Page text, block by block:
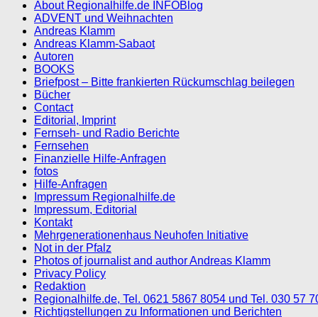
About Regionalhilfe.de INFOBlog
ADVENT und Weihnachten
Andreas Klamm
Andreas Klamm-Sabaot
Autoren
BOOKS
Briefpost – Bitte frankierten Rückumschlag beilegen
Bücher
Contact
Editorial, Imprint
Fernseh- und Radio Berichte
Fernsehen
Finanzielle Hilfe-Anfragen
fotos
Hilfe-Anfragen
Impressum Regionalhilfe.de
Impressum, Editorial
Kontakt
Mehrgenerationenhaus Neuhofen Initiative
Not in der Pfalz
Photos of journalist and author Andreas Klamm
Privacy Policy
Redaktion
Regionalhilfe.de, Tel. 0621 5867 8054 und Tel. 030 57
Richtigstellungen zu Informationen und Berichten